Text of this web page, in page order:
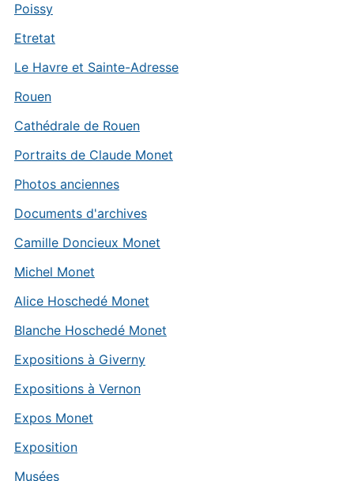
Poissy
Etretat
Le Havre et Sainte-Adresse
Rouen
Cathédrale de Rouen
Portraits de Claude Monet
Photos anciennes
Documents d'archives
Camille Doncieux Monet
Michel Monet
Alice Hoschedé Monet
Blanche Hoschedé Monet
Expositions à Giverny
Expositions à Vernon
Expos Monet
Exposition
Musées